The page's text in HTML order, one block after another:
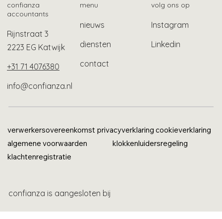
confianza
accountants
Rijnstraat 3
2223 EG Katwijk
+31 71 4076380
info@confianza.nl
menu
nieuws
diensten
contact
volg ons op
Instagram
Linkedin
verwerkersovereenkomst privacyverklaring cookieverklaring
algemene voorwaarden
klokkenluidersregeling
klachtenregistratie
confianza is aangesloten bij